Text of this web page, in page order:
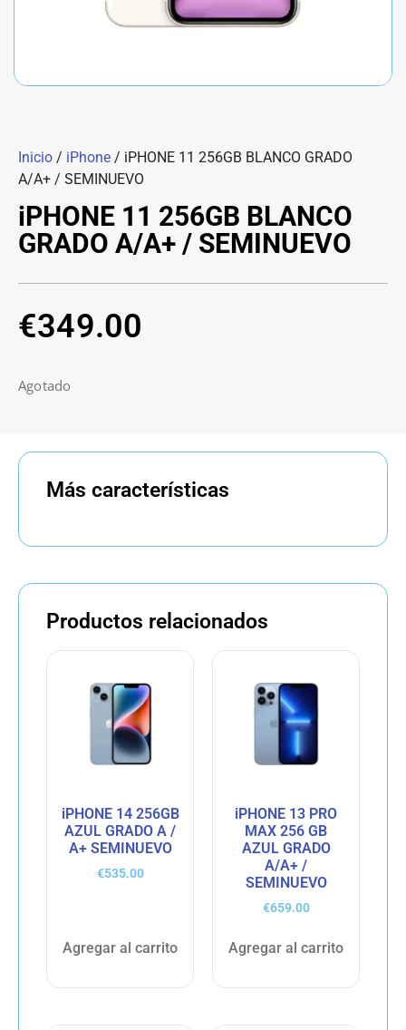
Inicio / iPhone / iPHONE 11 256GB BLANCO GRADO
A/A+ / SEMINUEVO
iPHONE 11 256GB BLANCO
GRADO A/A+ / SEMINUEVO
€349.00
Agotado
Más características
Productos relacionados
iPHONE 14 256GB
AZUL GRADO A /
A+ SEMINUEVO
€535.00
Agregar al carrito
iPHONE 13 PRO
MAX 256 GB
AZUL GRADO
A/A+ /
SEMINUEVO
€659.00
Agregar al carrito